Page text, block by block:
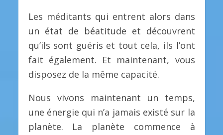
Les méditants qui entrent alors dans
un état de béatitude et découvrent
qu’ils sont guéris et tout cela, ils l’ont
fait également. Et maintenant, vous
disposez de la même capacité.
Nous vivons maintenant un temps,
une énergie qui n’a jamais existé sur la
planète. La planète commence à